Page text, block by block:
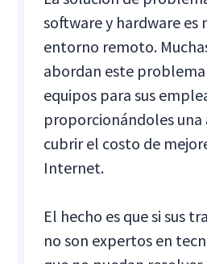
software y hardware es
entorno remoto.
abordan este
equipos para sus
proporcionándoles una
cubrir el costo de
Internet.
El hecho es que si sus
no son expertos en